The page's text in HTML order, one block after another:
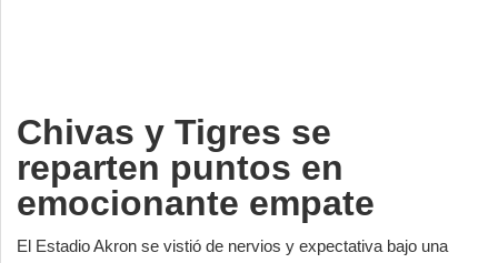
Chivas y Tigres se
reparten puntos en
emocionante empate
El Estadio Akron se vistió de nervios y expectativa bajo una